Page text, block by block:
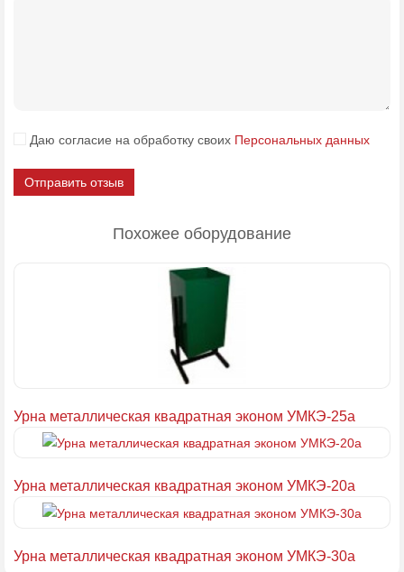
Даю согласие на обработку своих Персональных данных
Отправить отзыв
Похожее оборудование
Урна металлическая квадратная эконом УМКЭ-25а
Урна металлическая квадратная эконом УМКЭ-20а
Урна металлическая квадратная эконом УМКЭ-30а